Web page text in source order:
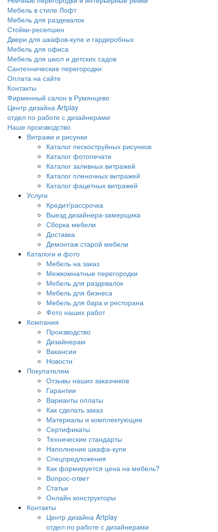
Мебель в стиле Лофт
Мебель для раздевалок
Стойки-ресепшен
Двери для шкафов-купе и гардеробных
Мебель для офиса
Мебель для школ и детских садов
Сантехнические перегородки
Оплата на сайте
Контакты
Фирменный салон в Румянцево
Центр дизайна Artplay
отдел по работе с дизайнерами
Наше производство
Витражи и рисунки
Каталог пескоструйных рисунков
Каталог фотопечати
Каталог заливных витражей
Каталог пленочных витражей
Каталог фацетных витражей
Услуги
Кредит/рассрочка
Выезд дизайнера-замерщика
Сборка мебели
Доставка
Демонтаж старой мебели
Каталоги и фото
Мебель на заказ
Межкомнатные перегородки
Мебель для раздевалок
Мебель для бизнеса
Мебель для бара и ресторана
Фото наших работ
Компания
Производство
Дизайнерам
Вакансии
Новости
Покупателям
Отзывы наших заказчиков
Гарантии
Варианты оплаты
Как сделать заказ
Материалы и комплектующие
Сертификаты
Технические стандарты
Наполнение шкафа-купе
Спецпредложения
Как формируется цена на мебель?
Вопрос-ответ
Статьи
Онлайн конструкторы
Контакты
Центр дизайна Artplay
отдел по работе с дизайнерами